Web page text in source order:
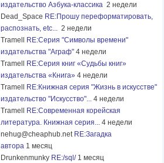
издательство Азбука-классика 2 недели
Dead_Space RE:Прошу переформатировать,
распознать, etc... 2 недели
Tramell
RE:Серия "Символы времени"
издательства "Аграф" 4 недели
Tramell
RE:Серия книг «Судьбы книг»
издательства «Книга» 4 недели
Tramell
RE:Книжная серия "Жизнь в искусстве"
издательство "Искусство"... 4 недели
Tramell
RE:Современная корейская
литература. Книжная серия... 4 недели
nehug@cheaphub.net RE:Загадка
автора 1 месяц
Drunkenmunky RE:/sql/ 1 месяц